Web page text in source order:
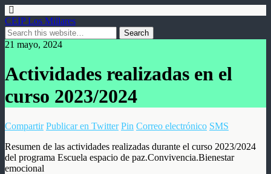
CEIP Los Millares
21 mayo, 2024
Actividades realizadas en el
curso 2023/2024
Compartir Publicar en Twitter Pin Correo electrónico SMS
Resumen de las actividades realizadas durante el curso 2023/2024
del programa Escuela espacio de paz.Convivencia.Bienestar
emocional